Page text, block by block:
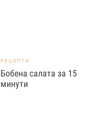
РЕЦЕПТИ
Бобена салата за 15
минути